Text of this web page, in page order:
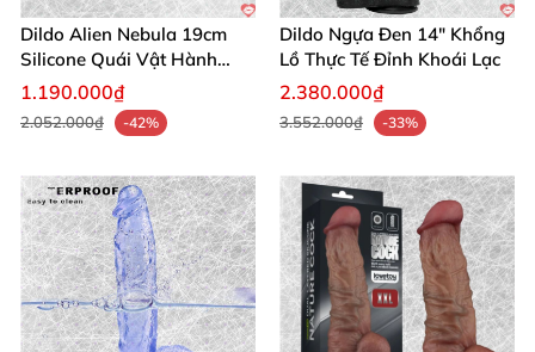
Dildo Alien Nebula 19cm
Silicone Quái Vật Hành
Tinh
1.190.000₫
2.052.000₫ -42%
Dildo Ngựa Đen 14" Khổng
Lồ Thực Tế Đỉnh Khoái Lạc
2.380.000₫
3.552.000₫ -33%